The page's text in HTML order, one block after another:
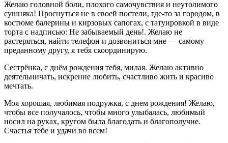
Желаю головной боли, плохого самочувствия и неутолимого
сушняка! Проснуться не в своей постели, где-то за городом, в
костюме балерины и кирзовых сапогах, с татуировкой в виде
торта с надписью: Не забываемый день!. Желаю не
растеряться, найти телефон и дозвониться мне — самому
преданному другу, я тебя скоординирую.
Сестрёнка, с днём рождения тебя, милая. Желаю активно
деятельничать, искренне любить, счастливо жить и красиво
мечтать.
Моя хорошая, любимая подружка, с днем рождения! Желаю,
чтобы все получалось, чтобы много улыбалась, любимый
носил на руках, кругом была благодать и благополучие.
Счастья тебе и удачи во всем!